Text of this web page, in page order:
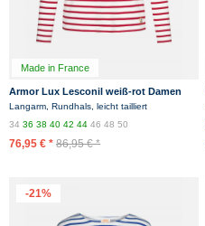
Made in France
Armor Lux Lesconil weiß-rot Damen
Streifenshirt
Langarm, Rundhals, leicht tailliert
343638404244464850
76,95 € * 86,95 € *
-21%